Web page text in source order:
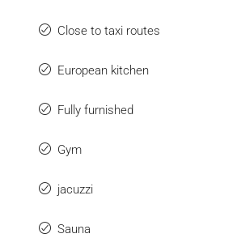
Close to taxi routes
European kitchen
Fully furnished
Gym
jacuzzi
Sauna